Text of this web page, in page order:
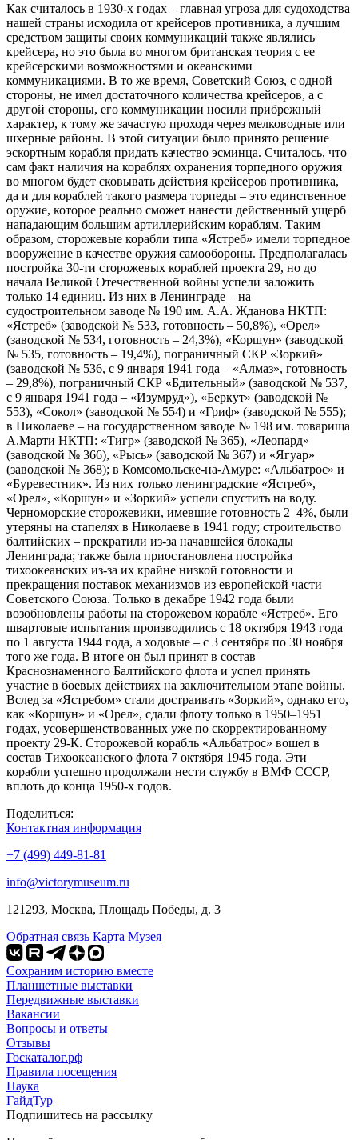
Как считалось в 1930-х годах – главная угроза для судоходства
нашей страны исходила от крейсеров противника, а лучшим
средством защиты своих коммуникаций также являлись
крейсера, но это была во многом британская теория с ее
крейсерскими возможностями и океанскими
коммуникациями. В то же время, Советский Союз, с одной
стороны, не имел достаточного количества крейсеров, а с
другой стороны, его коммуникации носили прибрежный
характер, к тому же зачастую проходя через мелководные или
шхерные районы. В этой ситуации было принято решение
эскортным корабля придать качество эсминца. Считалось, что
сам факт наличия на кораблях охранения торпедного оружия
во многом будет сковывать действия крейсеров противника,
да и для кораблей такого размера торпеды – это единственное
оружие, которое реально сможет нанести действенный ущерб
нападающим большим артиллерийским кораблям. Таким
образом, сторожевые корабли типа «Ястреб» имели торпедное
вооружение в качестве оружия самообороны. Предполагалась
постройка 30-ти сторожевых кораблей проекта 29, но до
начала Великой Отечественной войны успели заложить
только 14 единиц. Из них в Ленинграде – на
судостроительном заводе № 190 им. А.А. Жданова НКТП:
«Ястреб» (заводской № 533, готовность – 50,8%), «Орел»
(заводской № 534, готовность – 24,3%), «Коршун» (заводской
№ 535, готовность – 19,4%), пограничный СКР «Зоркий»
(заводской № 536, с 9 января 1941 года – «Алмаз», готовность
– 29,8%), пограничный СКР «Бдительный» (заводской № 537,
с 9 января 1941 года – «Изумруд»), «Беркут» (заводской №
553), «Сокол» (заводской № 554) и «Гриф» (заводской № 555);
в Николаеве – на государственном заводе № 198 им. товарища
А.Марти НКТП: «Тигр» (заводской № 365), «Леопард»
(заводской № 366), «Рысь» (заводской № 367) и «Ягуар»
(заводской № 368); в Комсомольске-на-Амуре: «Альбатрос» и
«Буревестник». Из них только ленинградские «Ястреб»,
«Орел», «Коршун» и «Зоркий» успели спустить на воду.
Черноморские сторожевики, имевшие готовность 2–4%, были
утеряны на стапелях в Николаеве в 1941 году; строительство
балтийских – прекратили из-за начавшейся блокады
Ленинграда; также была приостановлена постройка
тихоокеанских из-за их крайне низкой готовности и
прекращения поставок механизмов из европейской части
Советского Союза. Только в декабре 1942 года были
возобновлены работы на сторожевом корабле «Ястреб». Его
швартовые испытания производились с 18 октября 1943 года
по 1 августа 1944 года, а ходовые – с 3 сентября по 30 ноября
того же года. В итоге он был принят в состав
Краснознаменного Балтийского флота и успел принять
участие в боевых действиях на заключительном этапе войны.
Вслед за «Ястребом» стали достраивать «Зоркий», однако его,
как «Коршун» и «Орел», сдали флоту только в 1950–1951
годах, усовершенствованных уже по скорректированному
проекту 29-К. Сторожевой корабль «Альбатрос» вошел в
состав Тихоокеанского флота 7 октября 1945 года. Эти
корабли успешно продолжали нести службу в ВМФ СССР,
вплоть до конца 1950-х годов.
Поделиться:
Контактная информация
+7 (499) 449-81-81
info@victorymuseum.ru
121293, Москва, Площадь Победы, д. 3
Обратная связь Карта Музея
Сохраним историю вместе
Планшетные выставки
Передвижные выставки
Вакансии
Вопросы и ответы
Отзывы
Госкаталог.рф
Правила посещения
Наука
ГайдТур
Подпишитесь на рассылку